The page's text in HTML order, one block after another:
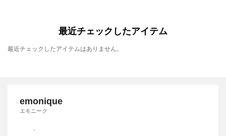
最近チェックしたアイテム
最近チェックしたアイテムはありません。
emonique
エモニーク